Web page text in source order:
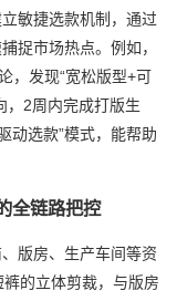
敏捷选款机制，通过
捉市场热点。例如，
，发现“宽松版型+可
，2周内完成打版生
动选款”模式，能帮助
全链路把控
版房、生产车间等资
的立体剪裁，与版房